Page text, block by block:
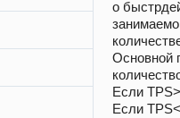
о
Основной
Если
Если